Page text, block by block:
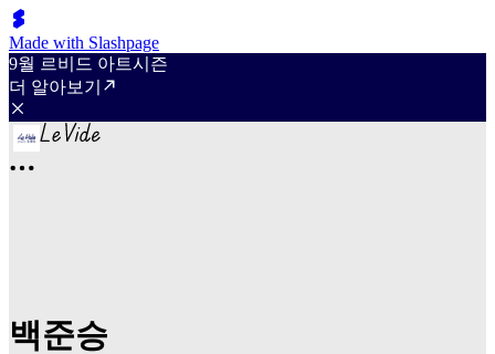
Made with Slashpage
9월 르비드 아트시즌
더 알아보기
백준승